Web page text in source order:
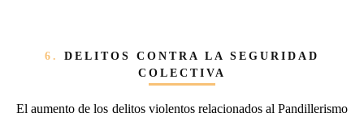
6. DELITOS CONTRA LA SEGURIDAD
COLECTIVA
El aumento de los delitos violentos relacionados al Pandillerismo